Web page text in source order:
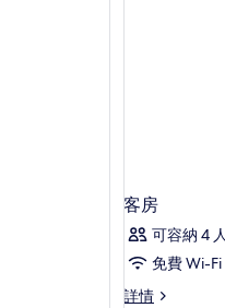
客房
可容納 4
免費 Wi-Fi
詳情
客